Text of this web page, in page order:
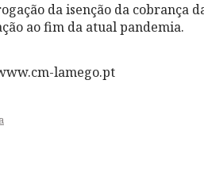
da isenção da cobrança
ao fim da atual pandemia.
lamego.pt